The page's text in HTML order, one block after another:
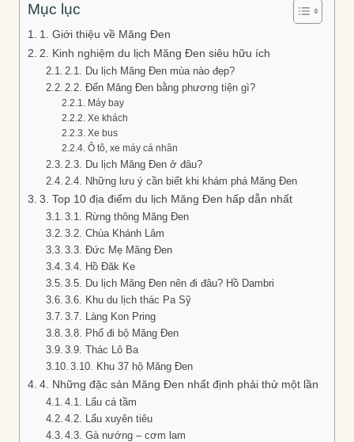
Mục lục
1. Giới thiệu về Măng Đen
2. Kinh nghiệm du lịch Măng Đen siêu hữu ích
2.1. Du lịch Măng Đen mùa nào đẹp?
2.2. Đến Măng Đen bằng phương tiện gì?
Máy bay
Xe khách
Xe bus
Ô tô, xe máy cá nhân
2.3. Du lịch Măng Đen ở đâu?
2.4. Những lưu ý cần biết khi khám phá Măng Đen
3. Top 10 địa điểm du lịch Măng Đen hấp dẫn nhất
3.1. Rừng thông Măng Đen
3.2. Chùa Khánh Lâm
3.3. Đức Mẹ Măng Đen
3.4. Hồ Đăk Ke
3.5. Du lịch Măng Đen nên đi đâu? Hồ Dambri
3.6. Khu du lịch thác Pa Sỹ
3.7. Làng Kon Pring
3.8. Phố đi bộ Măng Đen
3.9. Thác Lô Ba
3.10. Khu 37 hộ Măng Đen
4. Những đặc sản Măng Đen nhất định phải thử một lần
4.1. Lẩu cá tầm
4.2. Lẩu xuyên tiêu
4.3. Gà nướng – cơm lam